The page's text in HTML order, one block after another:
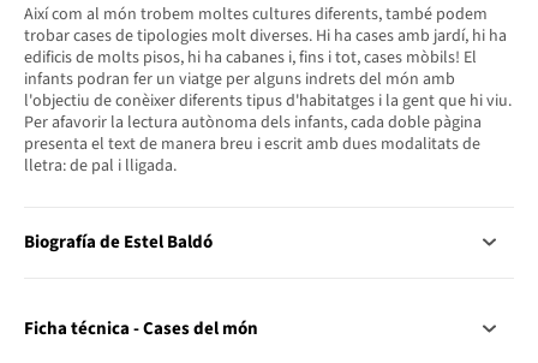
Així com al món trobem moltes cultures diferents, també podem
trobar cases de tipologies molt diverses. Hi ha cases amb jardí, hi ha
edificis de molts pisos, hi ha cabanes i, fins i tot, cases mòbils! El
infants podran fer un viatge per alguns indrets del món amb
l'objectiu de conèixer diferents tipus d'habitatges i la gent que hi viu.
Per afavorir la lectura autònoma dels infants, cada doble pàgina
presenta el text de manera breu i escrit amb dues modalitats de
lletra: de pal i lligada.
Biografía de Estel Baldó
Ficha técnica - Cases del món